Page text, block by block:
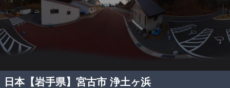
日本【岩手県】宮古市 浄土ヶ浜